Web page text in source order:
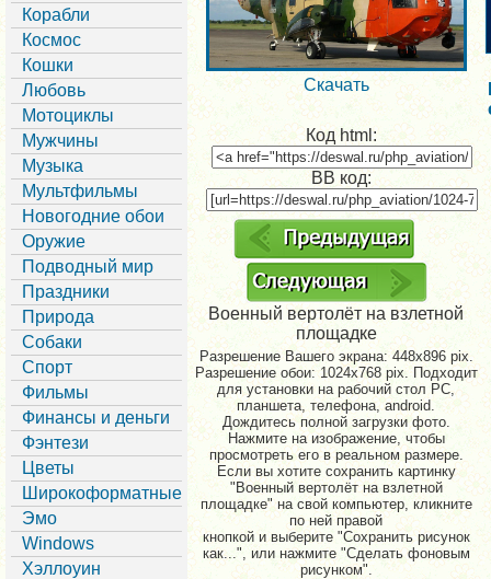
Корабли
Космос
Кошки
Любовь
Мотоциклы
Мужчины
Музыка
Мультфильмы
Новогодние обои
Оружие
Подводный мир
Праздники
Природа
Собаки
Спорт
Фильмы
Финансы и деньги
Фэнтези
Цветы
Широкоформатные
Эмо
Windows
Хэллоуин
Скачать
Код html:
BB код:
Военный вертолёт на взлетной
площадке
Разрешение Вашего экрана:448x896 pix.
Разрешение обои: 1024x768 pix. Подходит
для установки на рабочий стол PC,
планшета, телефона, android.
Дождитесь полной загрузки фото.
Нажмите на изображение, чтобы
просмотреть его в реальном размере.
Если вы хотите сохранить картинку
"Военный вертолёт на взлетной
площадке" на свой компьютер, кликните
по ней правой
кнопкой и выберите "Сохранить рисунок
как...", или нажмите "Сделать фоновым
рисунком".